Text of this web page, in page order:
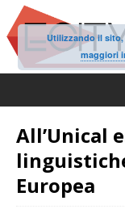
All’Unical
Europea
Utilizzando il
maggiori